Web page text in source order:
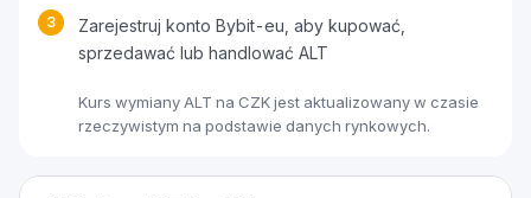
3
Zarejestruj konto Bybit-eu, aby kupować,
sprzedawać lub handlować ALT
Kurs wymiany ALT na CZK jest aktualizowany w czasie
rzeczywistym na podstawie danych rynkowych.